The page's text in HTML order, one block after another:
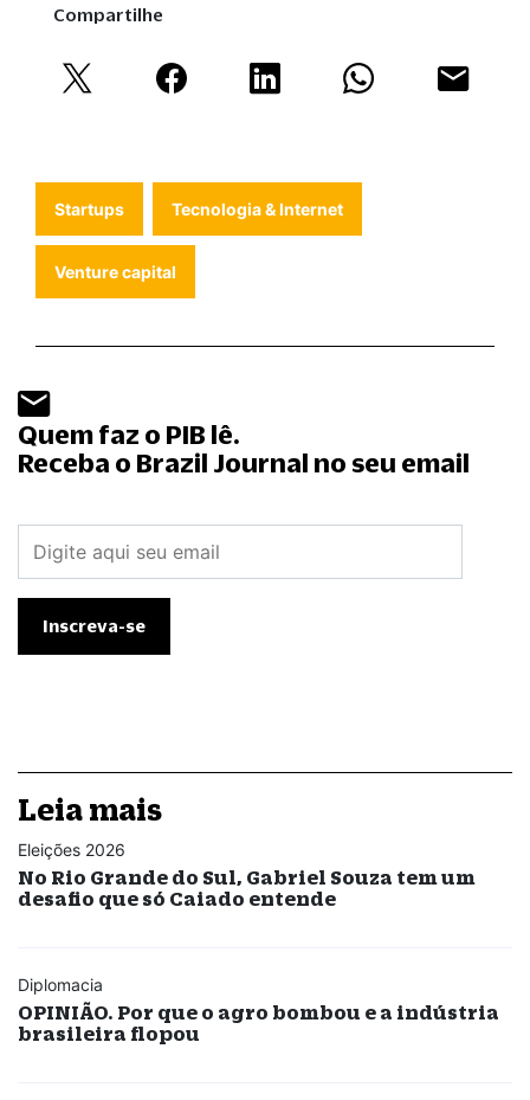
Compartilhe
Startups Tecnologia & Internet
Venture capital
Quem faz o PIB lê.
Receba o Brazil Journal no seu email
Leia mais
Eleições 2026
No Rio Grande do Sul, Gabriel Souza tem um
desafio que só Caiado entende
Diplomacia
OPINIÃO. Por que o agro bombou e a indústria
brasileira flopou